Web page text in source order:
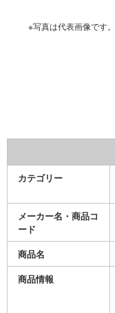
※写真は代表画像です
カテゴリー
メーカー名・商品コ
ード
商品名
商品情報